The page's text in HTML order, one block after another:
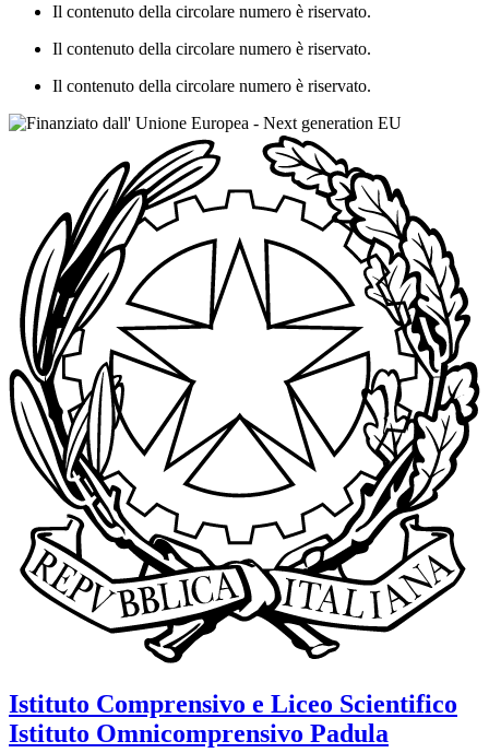
Il contenuto della circolare numero è riservato.
Il contenuto della circolare numero è riservato.
Il contenuto della circolare numero è riservato.
Istituto Comprensivo e Liceo Scientifico
Istituto Omnicomprensivo Padula